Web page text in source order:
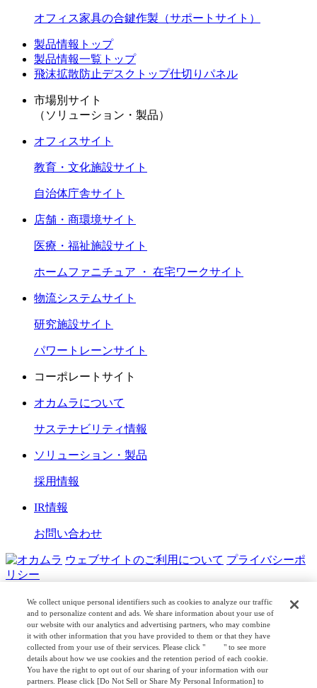
オフィス家具の合鍵作製（サポートサイト）
製品情報トップ
製品情報一覧トップ
飛沫拡散防止デスクトップ仕切りパネル
市場別サイト
（ソリューション・製品）
オフィスサイト
教育・文化施設サイト
自治体庁舎サイト
店舗・商環境サイト
医療・福祉施設サイト
ホームファニチュア ・ 在宅ワークサイト
物流システムサイト
研究施設サイト
パワートレーンサイト
コーポレートサイト
オカムラについて
サステナビリティ情報
ソリューション・製品
採用情報
IR情報
お問い合わせ
ウェブサイトのご利用について プライバシーポ
リシー
COPYRIGHT © OKAMURA CORPORATION. ALL RIGHTS
RESERVED.
日本公式 企業広報
We collect unique personal identifiers such as cookies to analyze our traffic
and to personalize content and ads. We share information about your use of
our website with our analytics and advertising partners, who may combine
it with other information that you have provided to them or that they have
collected from your use of their services. Please click "
here" to see more
details about how we use cookies and the retention period of each cookie.
You have the right to opt out of our sharing of your information with our
partners. Please click [Do Not Sell or Share My Personal Information] to